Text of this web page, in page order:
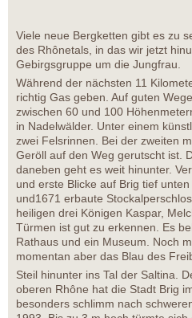
Viele neue Bergketten gibt es zu
des Rhônetals, in das wir jetzt
Gebirgsgruppe um die Jungfrau.
Während der nächsten 11
richtig Gas geben. Auf guten
zwischen 60 und 100
in Nadelwälder. Unter einem
zwei Felsrinnen. Bei der zweiten
Geröll auf den Weg gerutscht ist.
daneben geht es weit hinunter.
und erste Blicke auf Brig tief
und1671 erbaute
heiligen drei Königen Kaspar,
Türmen ist gut zu erkennen. Es
Rathaus und ein Museum. Noch
momentan aber das Blau des
Steil hinunter ins Tal der Saltina.
oberen Rhône hat die Stadt Brig
besonders schlimm nach